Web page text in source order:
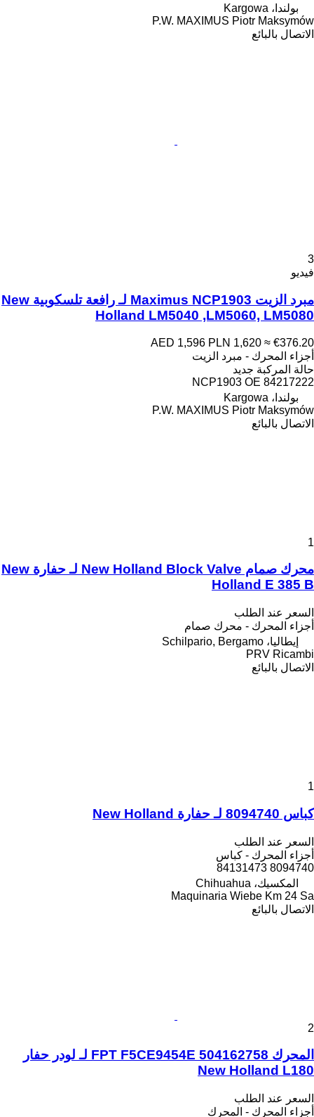
بولندا، Kargowa
P.W. MAXIMUS Piotr Maksymów
الاتصال بالبائع
3
فيديو
مبرد الزيت Maximus NCP1903 لـ رافعة تلسكوبية New
Holland LM5040 ,LM5060, LM5080
AED 1,596 PLN 1,620 ≈ €376.20
أجزاء المحرك - مبرد الزيت
حالة المركبة جديد
NCP1903 OE 84217222
بولندا، Kargowa
P.W. MAXIMUS Piotr Maksymów
الاتصال بالبائع
1
محرك صمام New Holland Block Valve لـ حفارة New
Holland E 385 B
السعر عند الطلب
أجزاء المحرك - محرك صمام
إيطاليا، Schilpario, Bergamo
PRV Ricambi
الاتصال بالبائع
1
كباس 8094740 لـ حفارة New Holland
السعر عند الطلب
أجزاء المحرك - كباس
8094740 84131473
المكسيك، Chihuahua
Maquinaria Wiebe Km 24 Sa
الاتصال بالبائع
2
المحرك FPT F5CE9454E 504162758 لـ لودر حفار
New Holland L180
السعر عند الطلب
أجزاء المحرك - المحرك